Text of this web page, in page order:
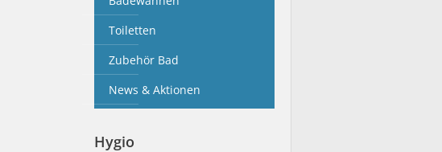
Toiletten
Zubehör Bad
News & Aktionen
Hygio